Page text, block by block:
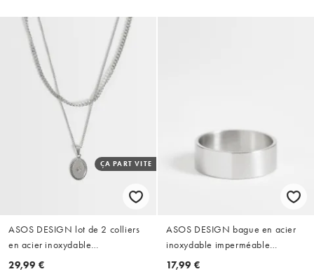
ÇA PART VITE
ASOS DESIGN lot de 2 colliers
en acier inoxydable
imperméables avec pendentif
29,99 €
ASOS DESIGN bague en acier
inoxydable imperméable
argentée
17,99 €